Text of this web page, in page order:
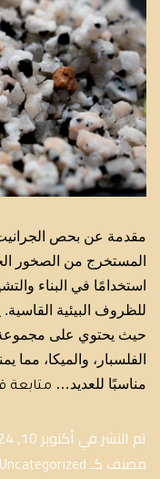
مقدمة عن بحص
المستخرج من الصخور
استخدامًا في البناء
للظروف البيئية القاسية.
حيث يحتوي على مجموعة
الفلسبار، والميكا، مما
مناسبًا للعديد… متابعة
تم النشر في أكتوبر 10, 2024
مصنف كـ Uncategorized